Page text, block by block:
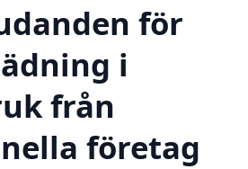
för
i
från
företag